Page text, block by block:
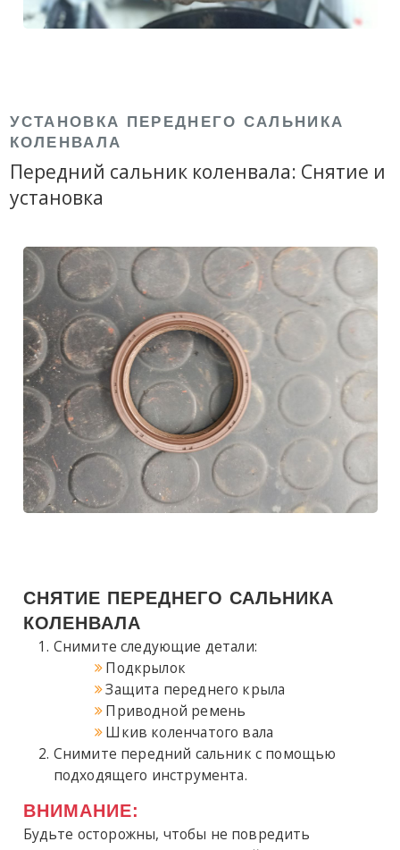
УСТАНОВКА ПЕРЕДНЕГО САЛЬНИКА
КОЛЕНВАЛА
Передний сальник коленвала: Снятие и
установка
СНЯТИЕ ПЕРЕДНЕГО САЛЬНИКА
КОЛЕНВАЛА
Снимите следующие детали:
Подкрылок
Защита переднего крыла
Приводной ремень
Шкив коленчатого вала
Снимите передний сальник с помощью
подходящего инструмента.
ВНИМАНИЕ:
Будьте осторожны, чтобы не повредить